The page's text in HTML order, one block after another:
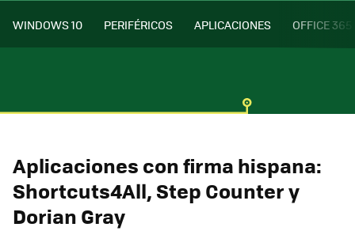
WINDOWS 10 PERIFÉRICOS APLICACIONES OFFICE 365
Aplicaciones con firma hispana:
Shortcuts4All, Step Counter y
Dorian Gray